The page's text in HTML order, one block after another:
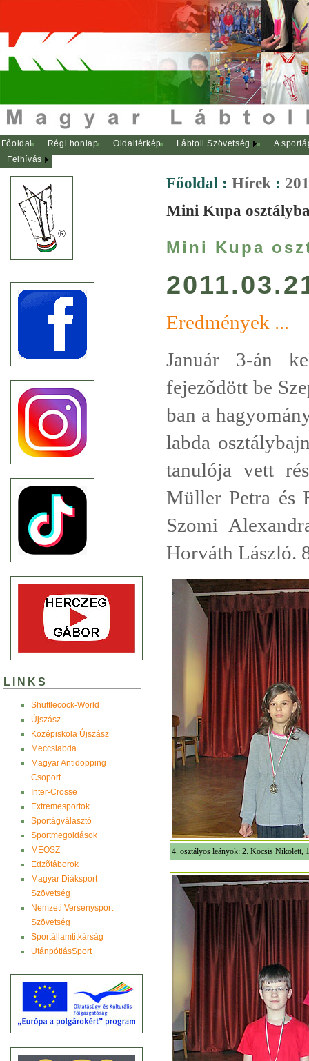
Főoldal Régi honlap Oldaltérkép Lábtoll Szövetség
A
Felhívás
LINKS
Shuttlecock-World
Újszász
Középiskola Újszász
Meccslabda
Magyar Antidopping
Csoport
Inter-Crosse
Extremesportok
Sportágválasztó
Sportmegoldások
MEOSZ
Edzõtáborok
Magyar Diáksport
Szövetség
Nemzeti Versenysport
Szövetség
Sportállamtitkárság
UtánpótlásSport
Főoldal : Hírek :
Mini Kupa
Mini Kupa
Eredmények ...
Január 3-án
fejezõdött be
ban a
labda
tanulója vett
Müller Petra és
Szomi
Horváth László.
4. osztályos leányok: 2. Kocsis Nikolett,